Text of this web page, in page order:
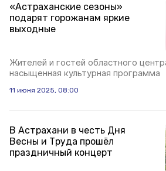
«Астраханские сезоны»
подарят горожанам яркие
выходные
Жителей и гостей областного
насыщенная культурная программа
11 июня 2025, 08:00
В Астрахани в честь Дня
Весны и Труда прошёл
праздничный концерт